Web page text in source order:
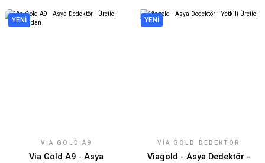
YENİ
VIA GOLD A9
Via Gold A9 - Asya
YENİ
VIA GOLD DEDEKTÖR
Viagold - Asya Dedektör -